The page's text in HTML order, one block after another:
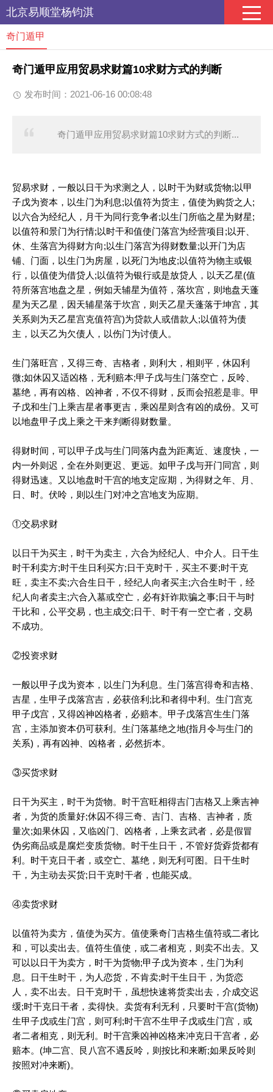
北京易顺堂杨钧淇
奇门遁甲
奇门遁甲应用贸易求财篇10求财方式的判断
发布时间：2021-06-16 00:08:48
奇门遁甲应用贸易求财篇10求财方式的判断...
贸易求财，一般以日干为求测之人，以时干为财或货物;以甲
子戊为资本，以生门为利息;以值符为货主，值使为购货之人;
以六合为经纪人，月干为同行竞争者;以生门所临之星为财星;
以值符和景门为行情;以时干和值使门落宫为经营项目;以开、
休、生落宫为得财方向;以生门落宫为得财数量;以开门为店
铺、门面，以生门为房屋，以死门为地皮;以值符为物主或银
行，以值使为借贷人;以值符为银行或是放贷人，以天乙星(值
符所落宫地盘之星，例如天辅星为值符，落坎宫，则地盘天蓬
星为天乙星，因天辅星落于坎宫，则天乙星天蓬落于坤宫，其
关系则为天乙星宫克值符宫)为贷款人或借款人;以值符为债
主，以天乙为欠债人，以伤门为讨债人。
生门落旺宫，又得三奇、吉格者，则利大，相则平，休囚利
微;如休囚又适凶格，无利赔本;甲子戊与生门落空亡，反呤、
墓绝，再有凶格、凶神者，不仅不得财，反而会招惹是非。甲
子戊和生门上乘吉星者事更吉，乘凶星则含有凶的成份。又可
以地盘甲子戊上乘之干来判断得财数量。
得财时间，可以甲子戊与生门同落内盘为距离近、速度快，一
内一外则迟，全在外则更迟、更远。如甲子戊与开门同宫，则
得财迅速。又以地盘时干宫的地支定应期，为得财之年、月、
日、时。伏呤，则以生门对冲之宫地支为应期。
①交易求财
以日干为买主，时干为卖主，六合为经纪人、中介人。日干生
时干利卖方;时干生日利买方;日干克时干，买主不要;时干克
旺，卖主不卖;六合生日干，经纪人向者买主;六合生时干，经
纪人向者卖主;六合入墓或空亡，必有奸诈欺骗之事;日干与时
干比和，公平交易，也主成交;日干、时干有一空亡者，交易
不成功。
②投资求财
一般以甲子戊为资本，以生门为利息。生门落宫得奇和吉格、
吉星，生甲子戊落宫吉，必获倍利;比和者得中利。生门宫克
甲子戊宫，又得凶神凶格者，必赔本。甲子戊落宫生生门落
宫，主添加资本仍可获利。生门落墓绝之地(指月令与生门的
关系)，再有凶神、凶格者，必然折本。
③买货求财
日干为买主，时干为货物。时干宫旺相得吉门吉格又上乘吉神
者，为货的质量好;休囚不得三奇、吉门、吉格、吉神者，质
量次;如果休囚，又临凶门、凶格者，上乘玄武者，必是假冒
伪劣商品或是腐烂变质货物。时干生日干，不管好货孬货都有
利。时干克日干者，或空亡、墓绝，则无利可图。日干生时
干，为主动去买货;日干克时干者，也能买成。
④卖货求财
以值符为卖方，值使为买方。值使乘奇门吉格生值符或二者比
和，可以卖出去。值符生值使，或二者相克，则卖不出去。又
可以以日干为卖方，时干为货物;甲子戊为资本，生门为利
息。日干生时干，为人恋货，不肯卖;时干生日干，为货恋
人，卖不出去。日干克时干，虽想快速将货卖出去，介成交迟
缓;时干克日干者，卖得快。卖货有利无利，只要时干宫(货物)
生甲子戊或生门宫，则可利;时干宫不生甲子戊或生门宫，或
者二者相克，则无利。时干宫乘凶神凶格来冲克日干宫者，必
赔本。(坤二宫、艮八宫不遇反呤，则按比和来断;如果反呤则
按照对冲来断)。